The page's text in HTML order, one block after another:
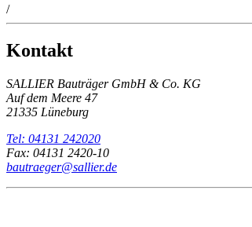
/
Kontakt
SALLIER Bauträger GmbH & Co. KG
Auf dem Meere 47
21335 Lüneburg
Tel: 04131 242020
Fax: 04131 2420-10
bautraeger@sallier.de